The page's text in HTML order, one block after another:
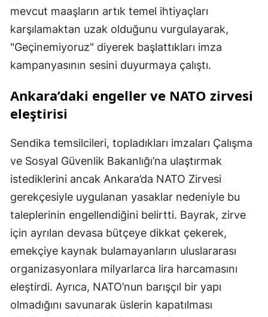
mevcut maaşların artık temel ihtiyaçları
karşılamaktan uzak olduğunu vurgulayarak,
"Geçinemiyoruz" diyerek başlattıkları imza
kampanyasının sesini duyurmaya çalıştı.
Ankara’daki engeller ve NATO zirvesi
eleştirisi
Sendika temsilcileri, topladıkları imzaları Çalışma
ve Sosyal Güvenlik Bakanlığı’na ulaştırmak
istediklerini ancak Ankara’da NATO Zirvesi
gerekçesiyle uygulanan yasaklar nedeniyle bu
taleplerinin engellendiğini belirtti. Bayrak, zirve
için ayrılan devasa bütçeye dikkat çekerek,
emekçiye kaynak bulamayanların uluslararası
organizasyonlara milyarlarca lira harcamasını
eleştirdi. Ayrıca, NATO’nun barışçıl bir yapı
olmadığını savunarak üslerin kapatılması